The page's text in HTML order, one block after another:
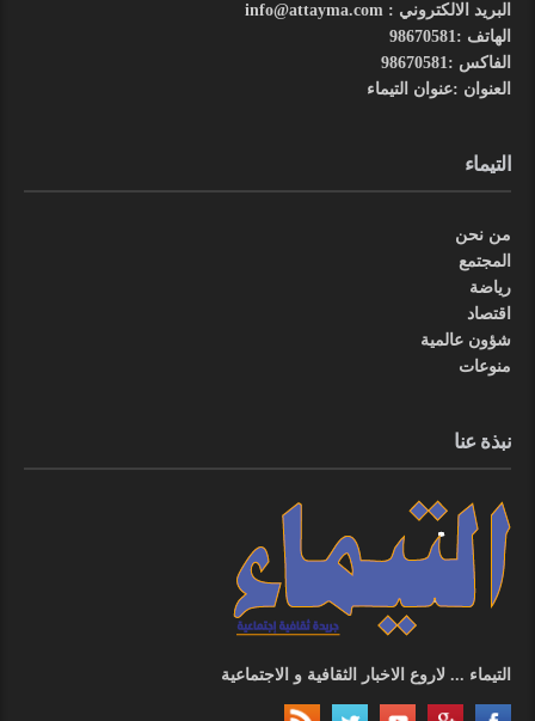
البريد الالكتروني : info@attayma.com
الهاتف :98670581
الفاكس :98670581
العنوان :عنوان التيماء
التيماء
من نحن
المجتمع
رياضة
اقتصاد
شؤون عالمية
منوعات
نبذة عنا
التيماء ... لاروع الاخبار الثقافية و الاجتماعية